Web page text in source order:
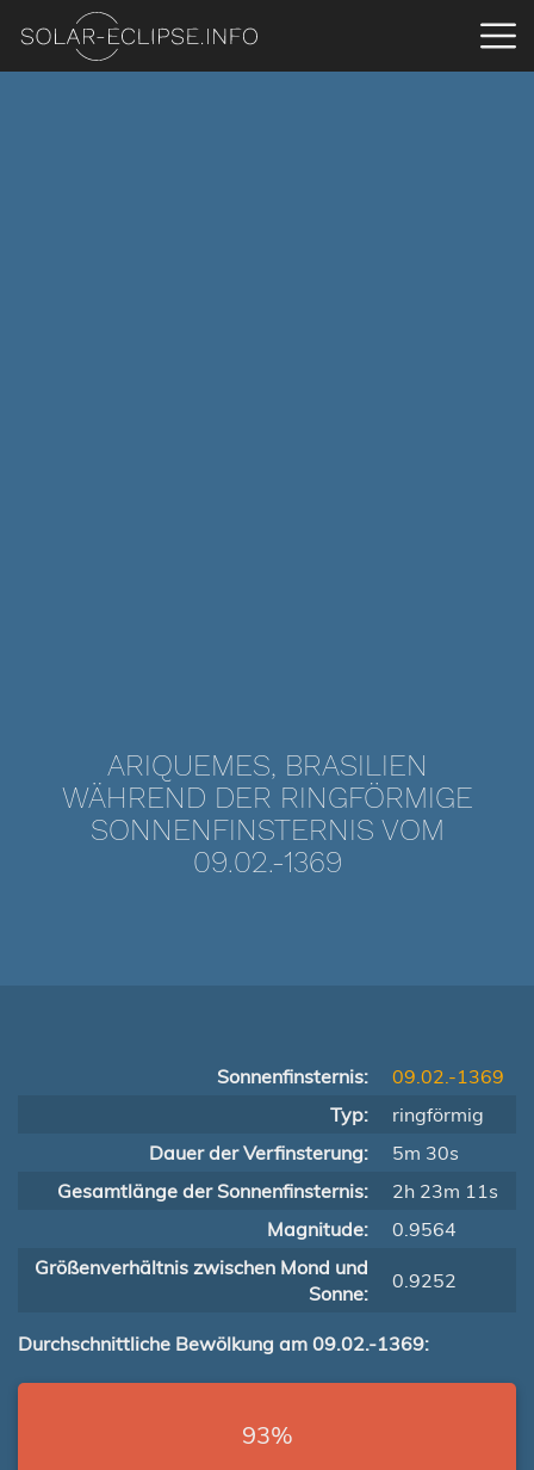
ARIQUEMES, BRASILIEN
WÄHREND DER RINGFÖRMIGE
SONNENFINSTERNIS VOM
09.02.-1369
Sonnenfinsternis:
09.02.-1369
Typ:
ringförmig
Dauer der Verfinsterung:
5m 30s
Gesamtlänge der Sonnenfinsternis:
2h 23m 11s
Magnitude:
0.9564
Größenverhältnis zwischen Mond und
Sonne:
0.9252
Durchschnittliche Bewölkung am 09.02.-1369:
93%